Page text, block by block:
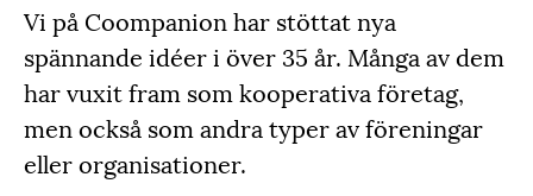
Vi på Coompanion har stöttat nya
spännande idéer i över 35 år. Många av dem
har vuxit fram som kooperativa företag,
men också som andra typer av föreningar
eller organisationer.